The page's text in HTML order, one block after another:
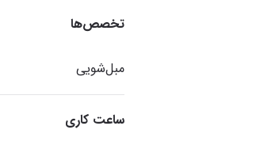
تخصص‌ها
مبل‌شویی
ساعت کاری